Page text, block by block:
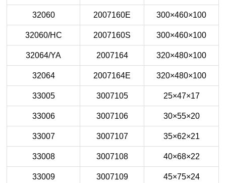
32060 2007160E 300×460×100
32060/HC 2007160S 300×460×100
32064/YA 2007164 320×480×100
32064 2007164E 320×480×100
33005 3007105 25×47×17
33006 3007106 30×55×20
33007 3007107 35×62×21
33008 3007108 40×68×22
33009 3007109 45×75×24